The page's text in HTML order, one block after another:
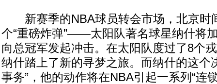
新赛季的NBA球员转会市场，北京时
个“重磅炸弹”——太阳队著名球星纳什将
向总冠军发起冲击。在太阳队度过了8个
纳什踏上了新的寻梦之旅。而纳什的这个
事务”，他的动作将在NBA引起一系列“连